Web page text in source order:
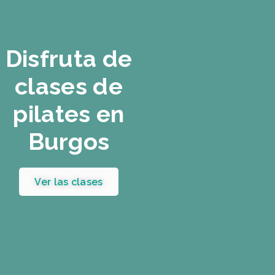
Disfruta de
clases de
pilates en
Burgos
Ver las clases